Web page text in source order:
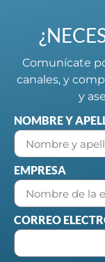
Comunícate
canales, y
y
NOMBRE Y
EMPRESA
CORREO